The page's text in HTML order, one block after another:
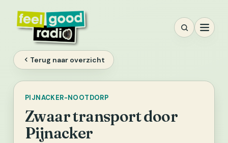
inhoud
Terug naar overzicht
PIJNACKER-NOOTDORP
Zwaar transport door
Pijnacker